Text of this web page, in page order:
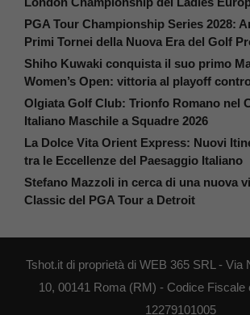
PGA Tour Championship Series 2028:
Primi Tornei della Nuova Era del Golf
Shiho Kuwaki conquista il suo primo
Women’s Open: vittoria al playoff
Olgiata Golf Club: Trionfo Romano nel
Italiano Maschile a Squadre 2026
La Dolce Vita Orient Express: Nuovi
tra le Eccellenze del Paesaggio Italiano
Stefano Mazzoli in cerca di una nuova
Classic del PGA Tour a Detroit
Tshot.it di proprietà di WEB 365 SRL - Via
10, 00141 Roma (RM) - Codice Fiscale
12279101005